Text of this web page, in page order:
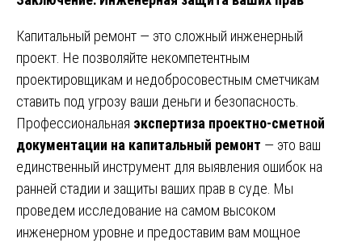
Капитальный ремонт — это сложный инженерный
проект. Не позволяйте некомпетентным
проектировщикам и недобросовестным сметчикам
ставить под угрозу ваши деньги и безопасность.
Профессиональная экспертиза проектно-сметной
документации на капитальный ремонт — это ваш
единственный инструмент для выявления ошибок на
ранней стадии и защиты ваших прав в суде. Мы
проведем исследование на самом высоком
инженерном уровне и предоставим вам мощное